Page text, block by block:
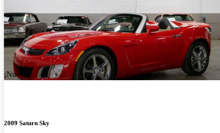
¡Nuevo!
2009 Saturn Sky